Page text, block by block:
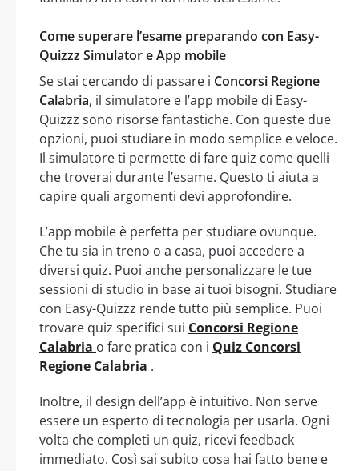
Come superare l’esame preparando con Easy-
Quizzz Simulator e App mobile
Se stai cercando di passare i Concorsi Regione
Calabria, il simulatore e l’app mobile di Easy-
Quizzz sono risorse fantastiche. Con queste due
opzioni, puoi studiare in modo semplice e veloce.
Il simulatore ti permette di fare quiz come quelli
che troverai durante l’esame. Questo ti aiuta a
capire quali argomenti devi approfondire.
L’app mobile è perfetta per studiare ovunque.
Che tu sia in treno o a casa, puoi accedere a
diversi quiz. Puoi anche personalizzare le tue
sessioni di studio in base ai tuoi bisogni. Studiare
con Easy-Quizzz rende tutto più semplice. Puoi
trovare quiz specifici sui Concorsi Regione
Calabria o fare pratica con i Quiz Concorsi
Regione Calabria .
Inoltre, il design dell’app è intuitivo. Non serve
essere un esperto di tecnologia per usarla. Ogni
volta che completi un quiz, ricevi feedback
immediato. Così sai subito cosa hai fatto bene e